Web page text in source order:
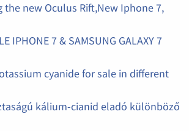
the new Oculus Rift,New Iphone 7,
IPHONE 7 & SAMSUNG GALAXY 7
cyanide for sale in different
kálium-cianid eladó különböző